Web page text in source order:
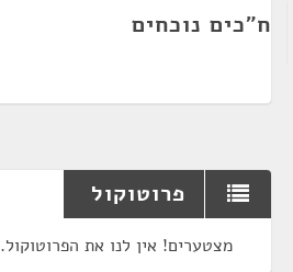
ח"כים נוכחים
פרוטוקול
מצטערים! אין לנו את הפרוטוקול.